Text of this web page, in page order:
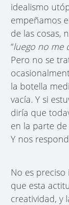
idealismo
empeñamos
de las cosas,
“luego no me
Pero no se
la botella
vacía. Y si
diría que
en la parte
Y nos
No es preciso
que esta
creatividad, y